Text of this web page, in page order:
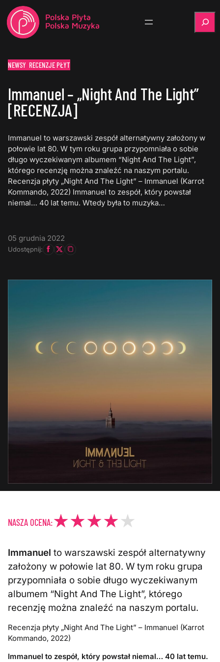
NEWSY RECENZJE PŁYT
Immanuel – „Night And The Light”
[RECENZJA]
Immanuel to warszawski zespół alternatywny założony w
połowie lat 80. W tym roku grupa przypomniała o sobie
długo wyczekiwanym albumem “Night And The Light”,
którego recenzję można znaleźć na naszym portalu.
Recenzja płyty „Night And The Light” – Immanuel (Karrot
Kommando, 2022) Immanuel to zespół, który powstał
niemal… 40 lat temu. Wtedy była to muzyka…
05 grudnia 2022
Udostępnij:
NASZA OCENA:
Immanuel to warszawski zespół alternatywny
założony w połowie lat 80. W tym roku grupa
przypomniała o sobie długo wyczekiwanym
albumem “Night And The Light”, którego
recenzję można znaleźć na naszym portalu.
Recenzja płyty „Night And The Light” – Immanuel (Karrot
Kommando, 2022)
Immanuel to zespół, który powstał niemal… 40 lat temu.